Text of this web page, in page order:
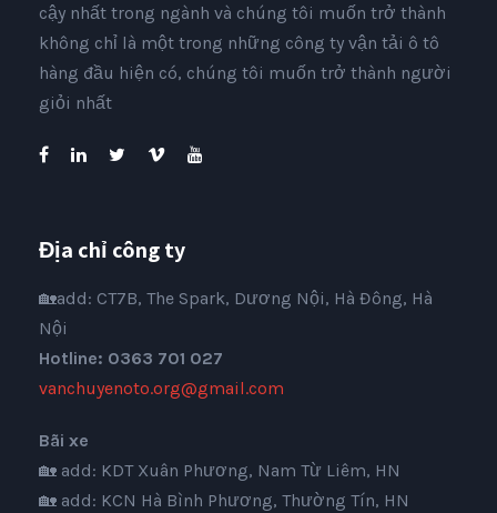
cậy nhất trong ngành và chúng tôi muốn trở thành
không chỉ là một trong những công ty vận tải ô tô
hàng đầu hiện có, chúng tôi muốn trở thành người
giỏi nhất
Địa chỉ công ty
🏡add: CT7B, The Spark, Dương Nội, Hà Đông, Hà
Nội
Hotline: 0363 701 027
vanchuyenoto.org@gmail.com
Bãi xe
🏡 add: KDT Xuân Phương, Nam Từ Liêm, HN
🏡 add: KCN Hà Bình Phương, Thường Tín, HN